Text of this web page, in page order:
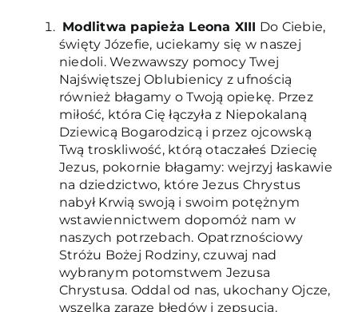
Modlitwa papieża Leona XIII Do Ciebie,
święty Józefie, uciekamy się w naszej
niedoli. Wezwawszy pomocy Twej
Najświętszej Oblubienicy z ufnością
również błagamy o Twoją opiekę. Przez
miłość, która Cię łączyła z Niepokalaną
Dziewicą Bogarodzicą i przez ojcowską
Twą troskliwość, którą otaczałeś Dziecię
Jezus, pokornie błagamy: wejrzyj łaskawie
na dziedzictwo, które Jezus Chrystus
nabył Krwią swoją i swoim potężnym
wstawiennictwem dopomóż nam w
naszych potrzebach. Opatrznościowy
Stróżu Bożej Rodziny, czuwaj nad
wybranym potomstwem Jezusa
Chrystusa. Oddal od nas, ukochany Ojcze,
wszelką zarazę błędów i zepsucia.